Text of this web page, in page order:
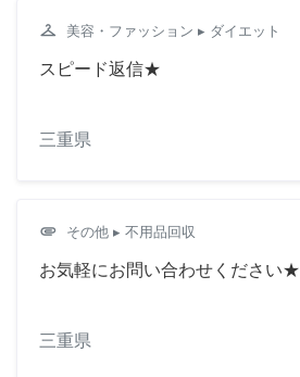
checkroom 美容・ファッション ▸ ダイエット
スピード返信★
三重県
attachment その他 ▸ 不用品回収
お気軽にお問い合わせください★
三重県